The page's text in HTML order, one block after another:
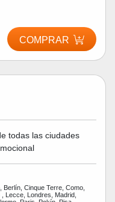
COMPRAR
todas las ciudades
Cinque Terre, Como,
Lecce, Londres, Madrid,